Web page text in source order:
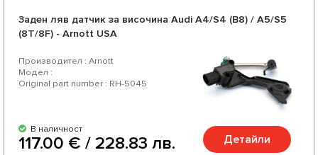
Заден ляв датчик за височина Audi A4/S4 (B8) / A5/S5
(8T/8F) - Arnott USA
Производител : Arnott
Модел :
Original part number : RH-5045
В наличност
117.00 € / 228.83 лв. Детайли